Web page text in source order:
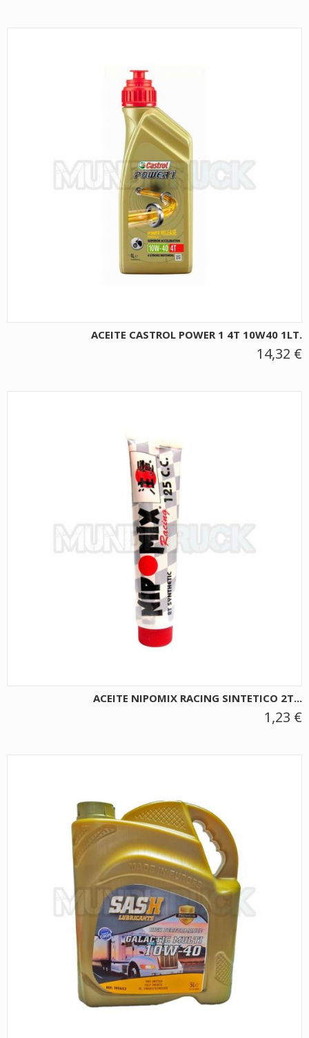
ACEITE CASTROL POWER 1 4T 10W40 1LT.
14,32 €
ACEITE NIPOMIX RACING SINTETICO 2T...
1,23 €